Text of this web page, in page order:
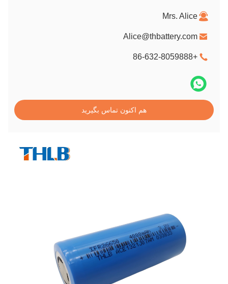
Mrs. Alice
Alice@thbattery.com
+86-632-8059888
هم اکنون تماس بگیرید